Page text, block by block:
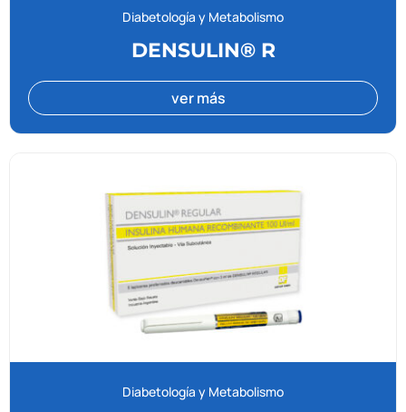
Diabetología y Metabolismo
DENSULIN® R
ver más
Diabetología y Metabolismo